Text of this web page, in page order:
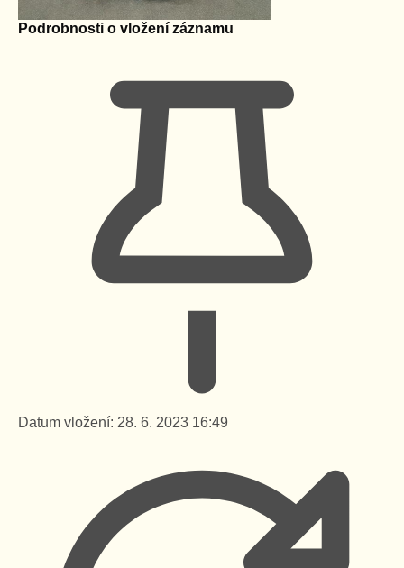
Podrobnosti o vložení záznamu
Datum vložení: 28. 6. 2023 16:49